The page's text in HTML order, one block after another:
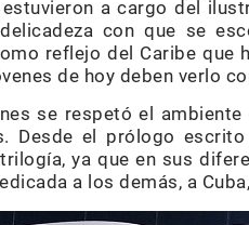
a cargo del
con que se
reflejo del Caribe
de hoy deben verlo
se respetó el
Desde el prólogo
ya que en sus
a los demás, a